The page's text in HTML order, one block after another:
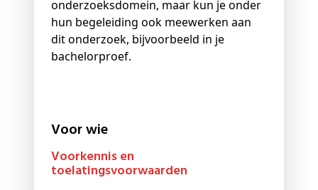
onderzoeksdomein, maar kun je onder
hun begeleiding ook meewerken aan
dit onderzoek, bijvoorbeeld in je
bachelorproef.
Voor wie
Voorkennis en
toelatingsvoorwaarden